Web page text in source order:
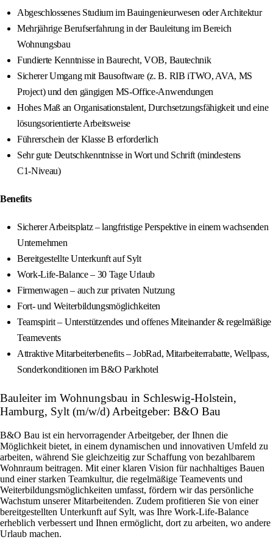
Abgeschlossenes Studium im Bauingenieurwesen oder Architektur
Mehrjährige Berufserfahrung in der Bauleitung im Bereich
Wohnungsbau
Fundierte Kenntnisse in Baurecht, VOB, Bautechnik
Sicherer Umgang mit Bausoftware (z. B. RIB iTWO, AVA, MS
Project) und den gängigen MS‑Office-Anwendungen
Hohes Maß an Organisationstalent, Durchsetzungsfähigkeit und eine
lösungsorientierte Arbeitsweise
Führerschein der Klasse B erforderlich
Sehr gute Deutschkenntnisse in Wort und Schrift (mindestens
C1‑Niveau)
Benefits
Sicherer Arbeitsplatz – langfristige Perspektive in einem wachsenden
Unternehmen
Bereitgestellte Unterkunft auf Sylt
Work‑Life‑Balance – 30 Tage Urlaub
Firmenwagen – auch zur privaten Nutzung
Fort- und Weiterbildungsmöglichkeiten
Teamspirit – Unterstützendes und offenes Miteinander & regelmäßige
Teamevents
Attraktive Mitarbeiterbenefits – JobRad, Mitarbeiterrabatte, Wellpass,
Sonderkonditionen im B&O Parkhotel
Bauleiter im Wohnungsbau in Schleswig-Holstein,
Hamburg, Sylt (m/w/d) Arbeitgeber: B&O Bau
B&O Bau ist ein hervorragender Arbeitgeber, der Ihnen die
Möglichkeit bietet, in einem dynamischen und innovativen Umfeld zu
arbeiten, während Sie gleichzeitig zur Schaffung von bezahlbarem
Wohnraum beitragen. Mit einer klaren Vision für nachhaltiges Bauen
und einer starken Teamkultur, die regelmäßige Teamevents und
Weiterbildungsmöglichkeiten umfasst, fördern wir das persönliche
Wachstum unserer Mitarbeitenden. Zudem profitieren Sie von einer
bereitgestellten Unterkunft auf Sylt, was Ihre Work-Life-Balance
erheblich verbessert und Ihnen ermöglicht, dort zu arbeiten, wo andere
Urlaub machen.